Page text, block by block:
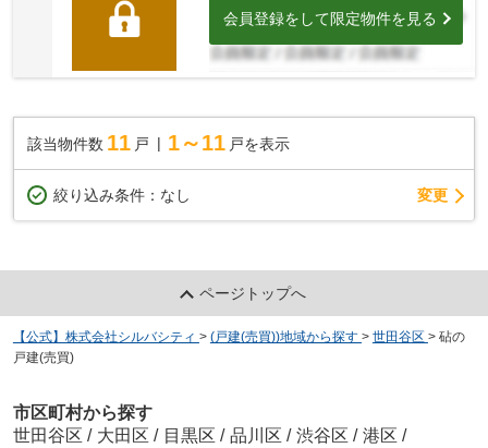
会員登録をして限定物件を見る
該当物件数 11 戸 1～11 戸を表示
絞り込み条件： なし 変更
ページトップへ
【公式】株式会社シルバシティ > (戸建(売買))地域から探す > 世田谷区 > 砧の
戸建(売買)
市区町村から探す
世田谷区 / 大田区 / 目黒区 / 品川区 / 渋谷区 / 港区 /